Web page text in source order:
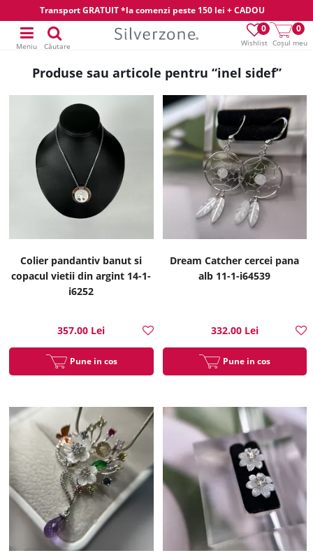
Transport GRATUIT *la comenzi peste 150 lei + CADOU
Wishlist
0
Coșul meu
0
Meniu Căutare
Produse sau articole pentru “inel sidef”
Colier pandantiv banut si
copacul vietii din argint 14-1-
i6252
357.00 Lei
Pune in cos
Dream Catcher cercei pana
alb 11-1-i64539
332.00 Lei
Pune in cos